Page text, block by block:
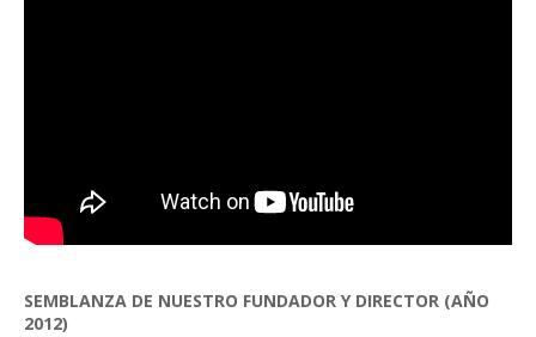
SEMBLANZA DE NUESTRO FUNDADOR Y DIRECTOR (AÑO
2012)